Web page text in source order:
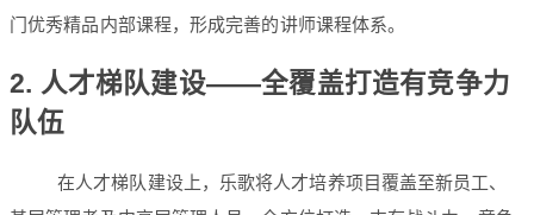
门优秀精品内部课程，形成完善的讲师课程体系。
2. 人才梯队建设——全覆盖打造有竞争力
队伍
在人才梯队建设上，乐歌将人才培养项目覆盖至新员工、